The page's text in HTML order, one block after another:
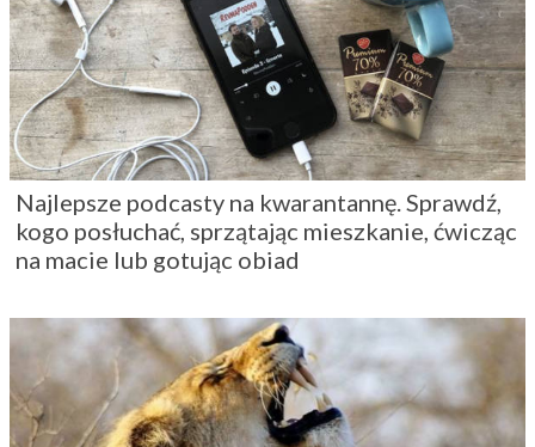
Najlepsze podcasty na kwarantannę. Sprawdź,
kogo posłuchać, sprzątając mieszkanie, ćwicząc
na macie lub gotując obiad